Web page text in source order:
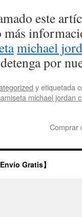
este
más
michael
por
y etiquetada
michael jordan
Comprar
Gratis】